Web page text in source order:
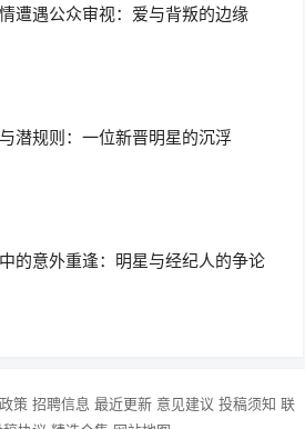
遭遇公众审视：爱与背叛的边缘
潜规则：一位新晋明星的沉浮
的意外重逢：明星与经纪人的争论
策 招聘信息 最近更新 意见建议 投稿须知 联